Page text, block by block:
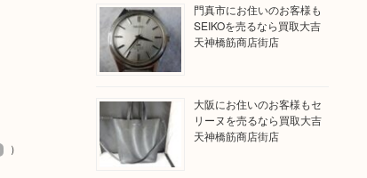
）
門真市にお住いのお客様も
SEIKOを売るなら買取大吉
天神橋筋商店街店
大阪にお住いのお客様もセ
リーヌを売るなら買取大吉
天神橋筋商店街店